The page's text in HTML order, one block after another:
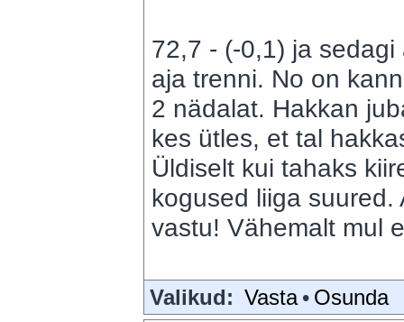
72,7 - (-0,1) ja
aja trenni. No on
2 nädalat. Hakkan
kes ütles, et tal
Üldiselt kui tahaks
kogused liiga
vastu! Vähemalt mul
Valikud: Vasta • Osunda